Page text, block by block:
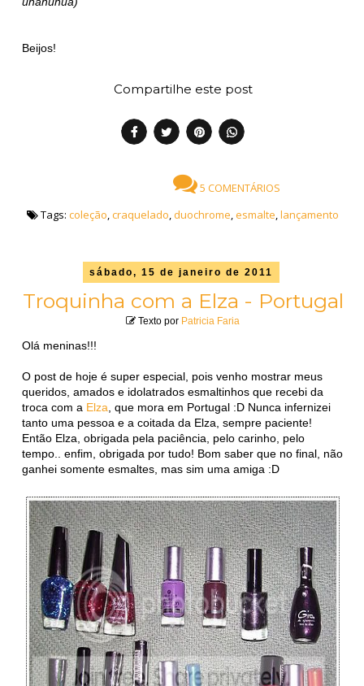
Beijos!
Compartilhe este post
5 COMENTÁRIOS
Tags: coleção,craquelado,duochrome,esmalte,lançamento
sábado, 15 de janeiro de 2011
Troquinha com a Elza - Portugal
Texto por Patricia Faria
Olá meninas!!!
O post de hoje é super especial, pois venho mostrar meus
queridos, amados e idolatrados esmaltinhos que recebi da
troca com a Elza , que mora em Portugal :D Nunca infernizei
tanto uma pessoa e a coitada da Elza, sempre paciente!
Então Elza, obrigada pela paciência, pelo carinho, pelo
tempo.. enfim, obrigada por tudo! Bom saber que no final, não
ganhei somente esmaltes, mas sim uma amiga :D